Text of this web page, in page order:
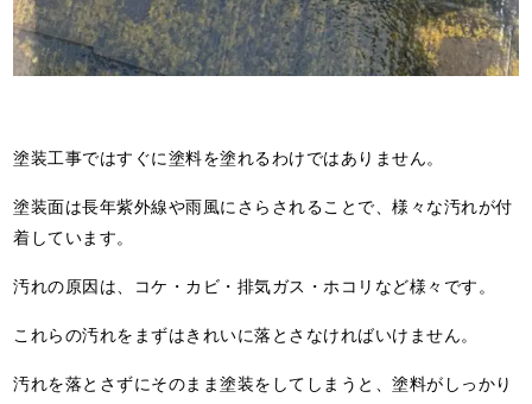
塗装工事ではすぐに塗料を塗れるわけではありません。
塗装面は長年紫外線や雨風にさらされることで、様々な汚れが付
着しています。
汚れの原因は、コケ・カビ・排気ガス・ホコリなど様々です。
これらの汚れをまずはきれいに落とさなければいけません。
汚れを落とさずにそのまま塗装をしてしまうと、塗料がしっかり